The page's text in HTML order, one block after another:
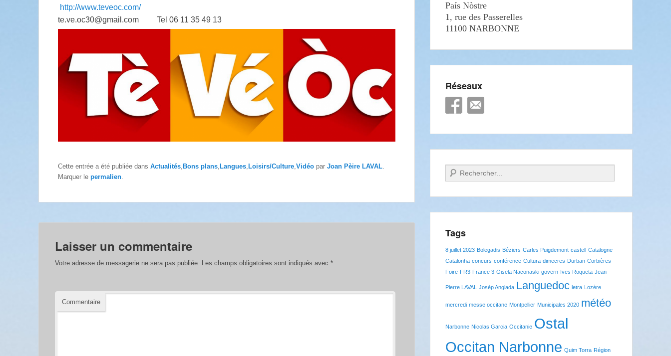
http://www.teveoc.com/
te.ve.oc30@gmail.com Tel 06 11 35 49 13
Cette entrée a été publiée dans Actualités, Bons plans, Langues, Loisirs/Culture,Vidéo par Joan Pèire LAVAL.
Marquer le permalien.
Laisser un commentaire
Votre adresse de messagerie ne sera pas publiée. Les champs obligatoires sont indiqués avec *
Commentaire
País Nòstre
1, rue des Passerelles
11100 NARBONNE
Réseaux
Recherche
Tags
8 juillet 2023 Bolegadis Béziers Carles Puigdemont castell Catalogne
Catalonha concurs conférence Cultura dimecres Durban-Corbières
Foire FR3 France 3 Gisela Naconaski govern Ives Roqueta Jean
Pierre LAVAL Josèp Anglada Languedoc letra Lozère
mercredi messe occitane Montpellier Municipales 2020 météo
Narbonne Nicolas Garcia Occitanie Ostal
Occitan Narbonne Quim Torra Région